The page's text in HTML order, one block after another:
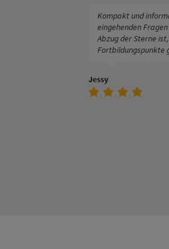
Kompakt und
eingehenden
Abzug der Sterne
Fortbildungspunkte
Jessy